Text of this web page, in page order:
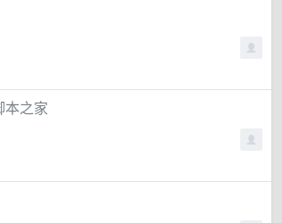
本之家